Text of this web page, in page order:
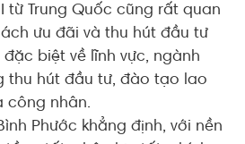
từ Trung Quốc cũng rất quan
ưu đãi và thu hút đầu tư
biệt về lĩnh vực, ngành
thu hút đầu tư, đào tạo lao
công nhân.
Phước khẳng định, với nền